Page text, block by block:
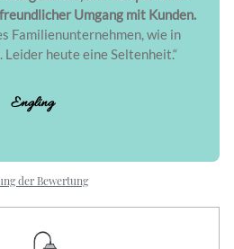
Umgang mit Kunden.
Familienunternehmen, wie in
heute eine Seltenheit.“
Engling
der Bewertung